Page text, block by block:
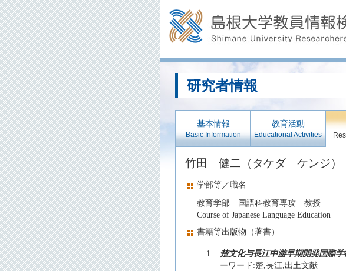
研究者情報
基本情報
Basic Information
教育活動
Educational Activities
竹田 健二（タケダ ケンジ
学部等／職名
教育学部 国語科教育専攻 教授
Course of Japanese Language Education
書籍等出版物（著書）
1. 楚文化与長江中游早期開発国際
ーワード:楚,長江,出土文献